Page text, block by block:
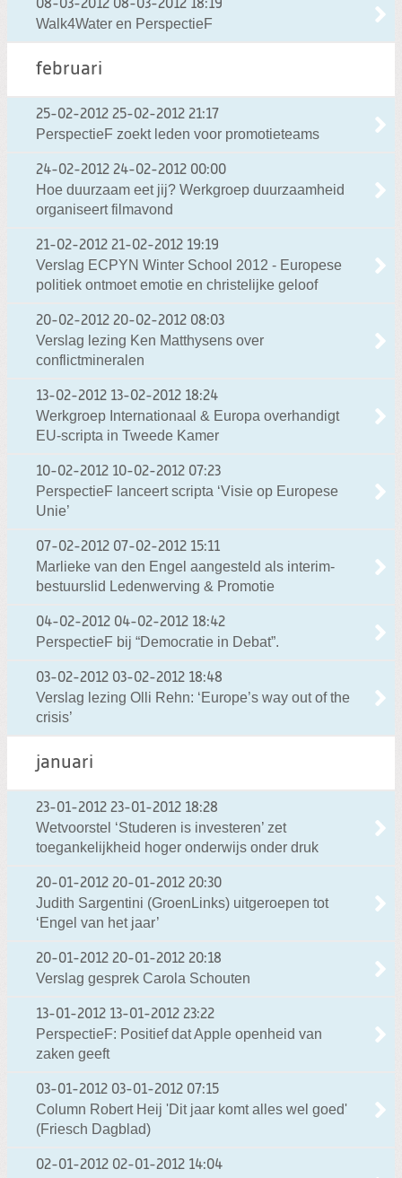
08-03-2012 08-03-2012 18:19
Walk4Water en PerspectieF
februari
25-02-2012 25-02-2012 21:17
PerspectieF zoekt leden voor promotieteams
24-02-2012 24-02-2012 00:00
Hoe duurzaam eet jij? Werkgroep duurzaamheid
organiseert filmavond
21-02-2012 21-02-2012 19:19
Verslag ECPYN Winter School 2012 - Europese
politiek ontmoet emotie en christelijke geloof
20-02-2012 20-02-2012 08:03
Verslag lezing Ken Matthysens over
conflictmineralen
13-02-2012 13-02-2012 18:24
Werkgroep Internationaal & Europa overhandigt
EU-scripta in Tweede Kamer
10-02-2012 10-02-2012 07:23
PerspectieF lanceert scripta ‘Visie op Europese
Unie’
07-02-2012 07-02-2012 15:11
Marlieke van den Engel aangesteld als interim-
bestuurslid Ledenwerving & Promotie
04-02-2012 04-02-2012 18:42
PerspectieF bij “Democratie in Debat”.
03-02-2012 03-02-2012 18:48
Verslag lezing Olli Rehn: ‘Europe’s way out of the
crisis’
januari
23-01-2012 23-01-2012 18:28
Wetvoorstel ‘Studeren is investeren’ zet
toegankelijkheid hoger onderwijs onder druk
20-01-2012 20-01-2012 20:30
Judith Sargentini (GroenLinks) uitgeroepen tot
‘Engel van het jaar’
20-01-2012 20-01-2012 20:18
Verslag gesprek Carola Schouten
13-01-2012 13-01-2012 23:22
PerspectieF: Positief dat Apple openheid van
zaken geeft
03-01-2012 03-01-2012 07:15
Column Robert Heij 'Dit jaar komt alles wel goed'
(Friesch Dagblad)
02-01-2012 02-01-2012 14:04